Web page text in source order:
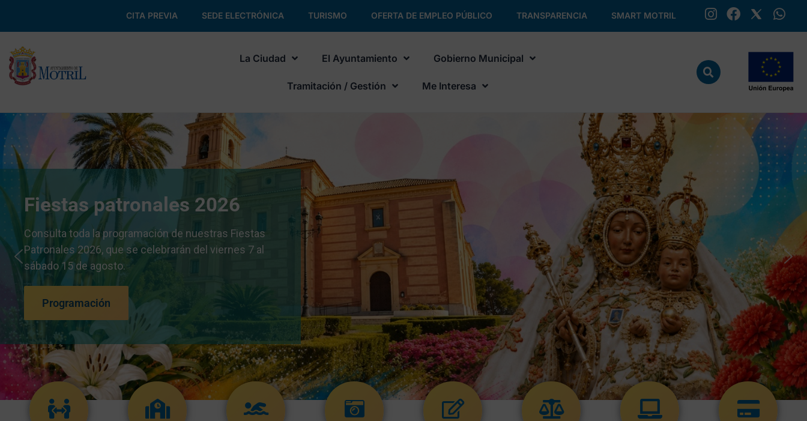
CITA PREVIA SEDE ELECTRÓNICA TURISMO OFERTA DE EMPLEO PÚBLICO TRANSPARENCIA SMART MOTRIL
La Ciudad El Ayuntamiento Gobierno Municipal
Tramitación / Gestión Me Interesa
Fiestas patronales 2026
Consulta toda la programación de nuestras Fiestas
Patronales 2026, que se celebrarán del viernes 7 al
sábado 15 de agosto.
Programación